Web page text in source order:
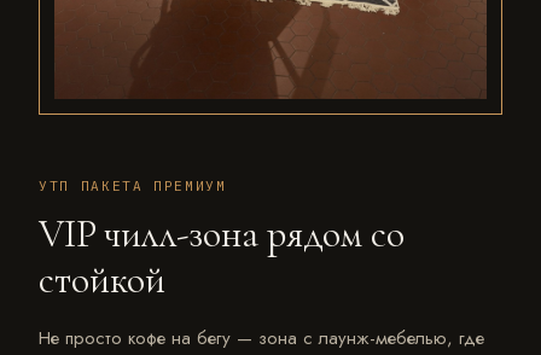
УТП ПАКЕТА ПРЕМИУМ
VIP чилл-зона рядом со
стойкой
Не просто кофе на бегу — зона с лаунж-мебелью, где